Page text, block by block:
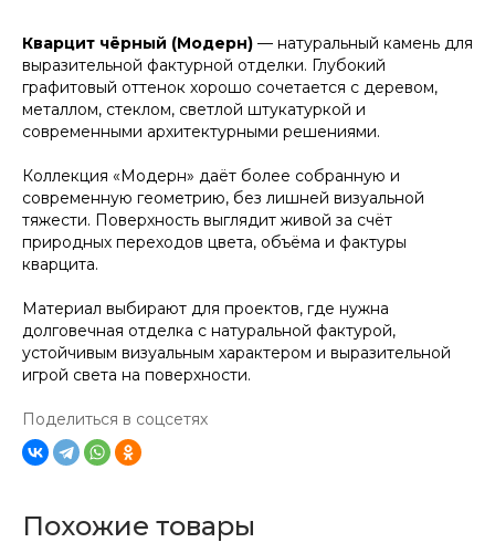
Кварцит чёрный (Модерн) — натуральный камень для
выразительной фактурной отделки. Глубокий
графитовый оттенок хорошо сочетается с деревом,
металлом, стеклом, светлой штукатуркой и
современными архитектурными решениями.
Коллекция «Модерн» даёт более собранную и
современную геометрию, без лишней визуальной
тяжести. Поверхность выглядит живой за счёт
природных переходов цвета, объёма и фактуры
кварцита.
Материал выбирают для проектов, где нужна
долговечная отделка с натуральной фактурой,
устойчивым визуальным характером и выразительной
игрой света на поверхности.
Поделиться в соцсетях
Похожие товары